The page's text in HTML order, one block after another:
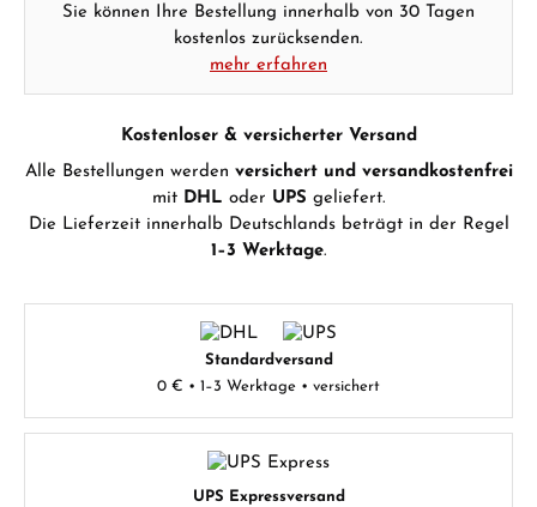
Sie können Ihre Bestellung innerhalb von 30 Tagen
kostenlos zurücksenden.
mehr erfahren
Kostenloser & versicherter Versand
Alle Bestellungen werden versichert und versandkostenfrei
mit DHL oder UPS geliefert.
Die Lieferzeit innerhalb Deutschlands beträgt in der Regel
1–3 Werktage.
Standardversand
0 € • 1–3 Werktage • versichert
UPS Expressversand